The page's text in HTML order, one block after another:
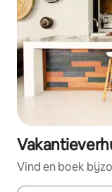
Vind en boek